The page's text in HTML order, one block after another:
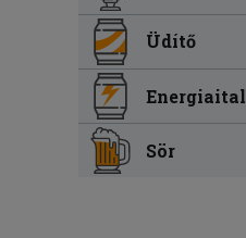
Üdítő
Energiaital
Sör